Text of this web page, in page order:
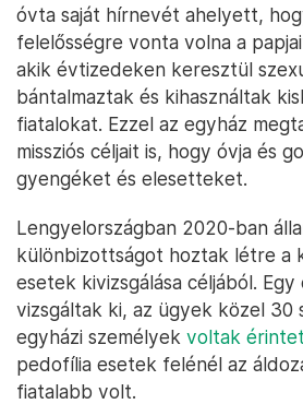
óvta saját hírnevét ahelyett,
felelősségre vonta volna a
akik évtizedeken keresztül
bántalmaztak és kihasználtak
fiatalokat. Ezzel az egyház
missziós céljait is, hogy óvja és
gyengéket és elesetteket.
Lengyelországban 2020-ban
különbizottságot hoztak létre a
esetek kivizsgálása céljából.
vizsgáltak ki, az ügyek közel 30
egyházi személyek voltak
pedofília esetek felénél az
fiatalabb volt.